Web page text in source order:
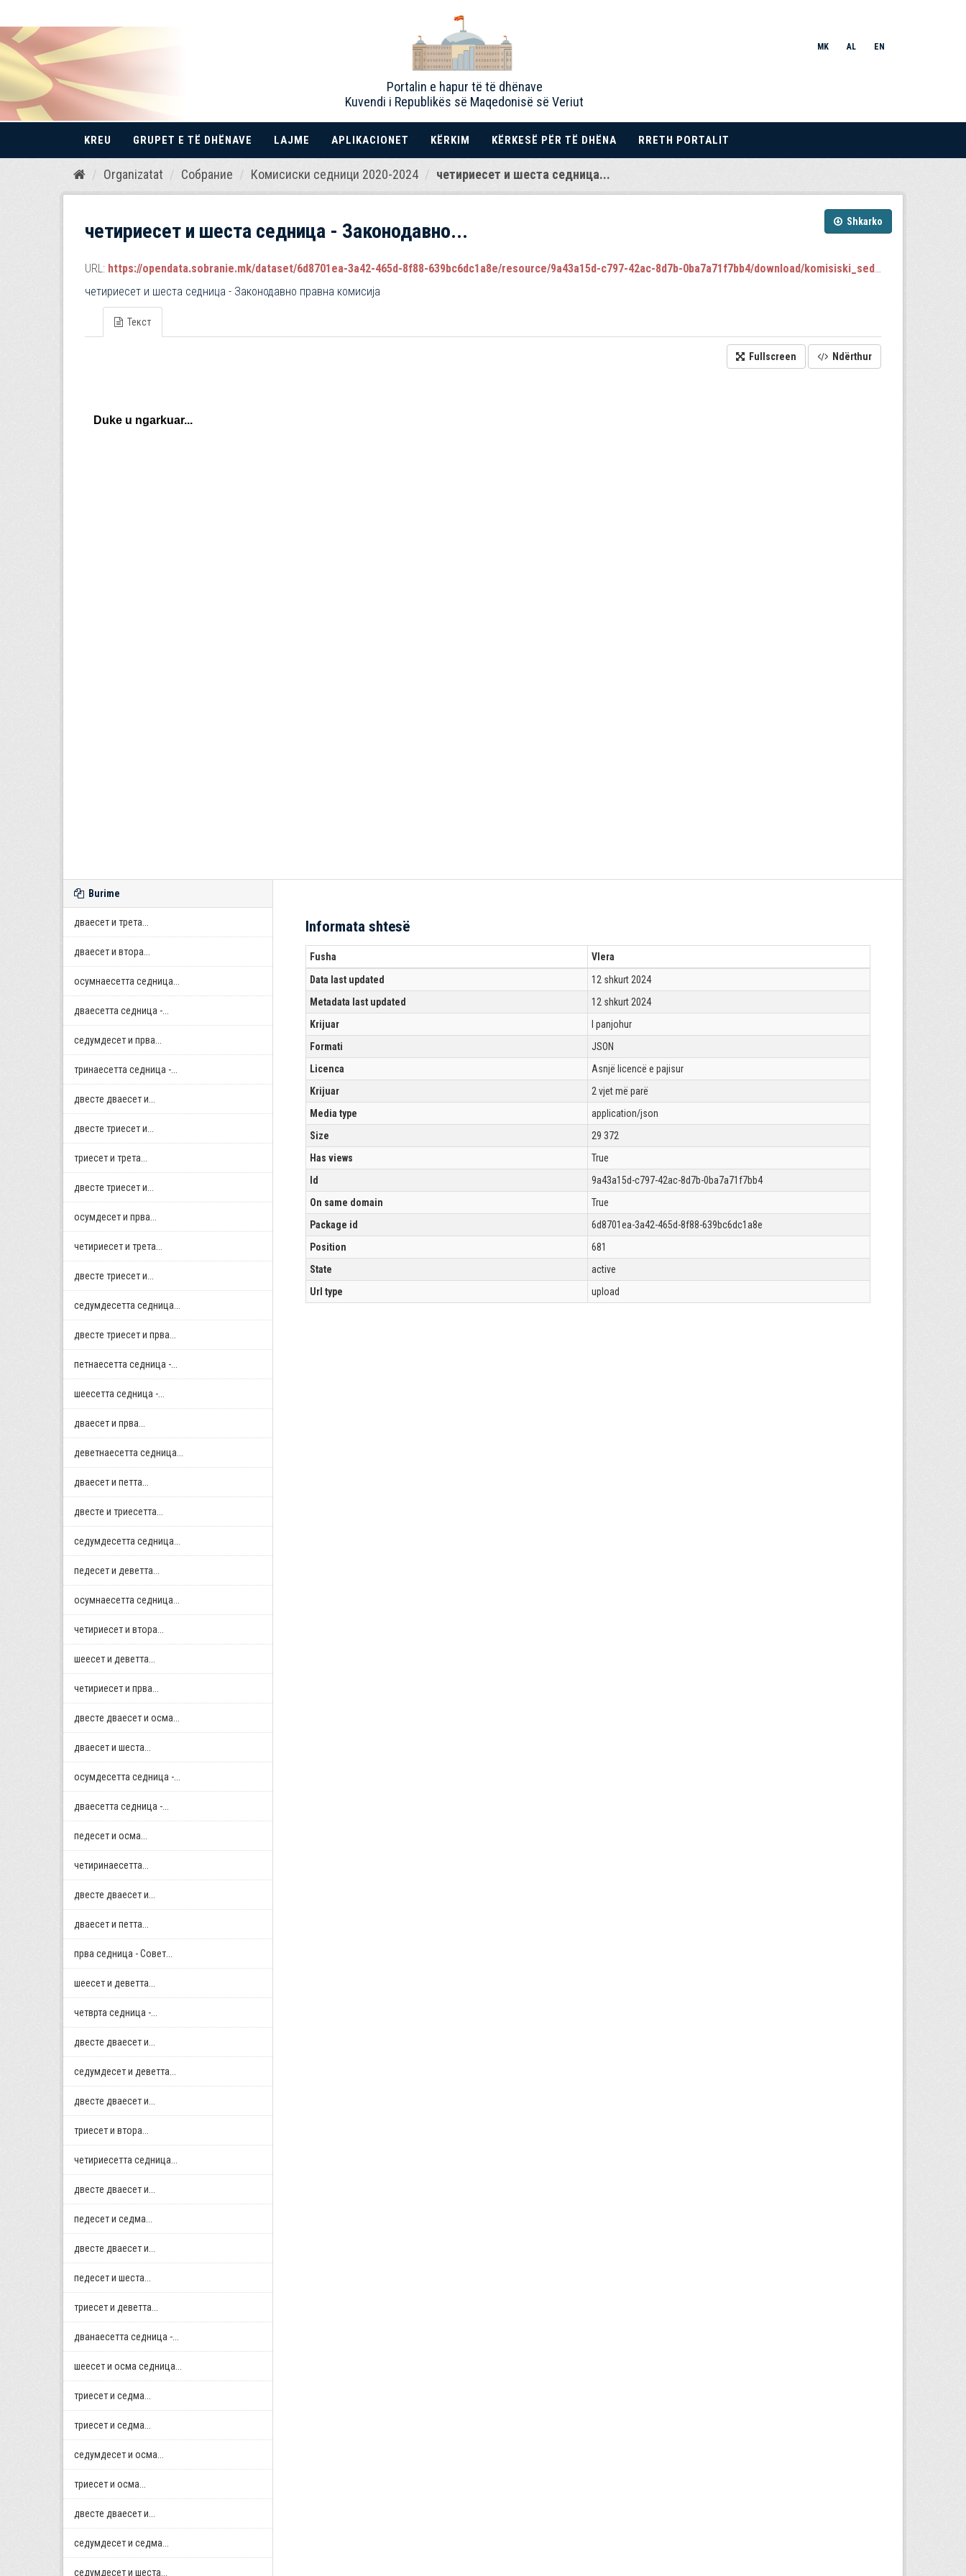
Kalo
Portalin e hapur të të dhënave
Kuvendi i Republikës së Maqedonisë së Veriut
MK AL EN
KREU GRUPET E TË DHËNAVE LAJME APLIKACIONET KËRKIM KËRKESË PËR TË DHËNA RRETH PORTALIT
Organizatat Собрание Комисиски седници 2020-2024 четириесет и шеста седница...
Shkarko
четириесет и шеста седница - Законодавно...
URL: https://opendata.sobranie.mk/dataset/6d8701ea-3a42-465d-8f88-639bc6dc1a8e/resource/9a43a15d-c797-42ac-8d7b-0ba7a71f7bb4/download/komisiski_sednici.json
четириесет и шеста седница - Законодавно правна комисија
Текст
Fullscreen Ndërthur
Burime
дваесет и трета...
дваесет и втора...
осумнaесетта седница...
дваесетта седница -...
седумдесет и прва...
тринаесетта седница -...
двестe дваесет и...
двестe триесет и...
триесет и трета...
двестe триесет и...
осумдесет и прва...
четириесет и трета...
двестe триесет и...
седумдесетта седница...
двестe триесет и прва...
петнаесетта седница -...
шеесетта седница -...
дваесет и прва...
деветнаесетта седница...
дваесет и петта...
двестe и триесетта...
седумдесетта седница...
педесет и деветта...
осумнaесетта седница...
четириесет и втора...
шеесет и деветта...
четириесет и прва...
двестe дваесет и осма...
дваесет и шеста...
осумдесетта седница -...
дваесетта седница -...
педесет и осма...
четиринаесетта...
двестe дваесет и...
дваесет и петта...
прва седница - Совет...
шеесет и деветта...
четврта седница -...
двестe дваесет и...
седумдесет и деветта...
двестe дваесет и...
триесет и втора...
четириесетта седница...
двестe дваесет и...
педесет и седма...
двестe дваесет и...
педесет и шеста...
триесет и деветта...
дванаесетта седница -...
шеесет и осма седница...
триесет и седма...
триесет и седма...
седумдесет и осма...
триесет и осма...
двестe дваесет и...
седумдесет и седма...
седумдесет и шеста...
Informata shtesë
Fusha
Vlera
Data last updated
12 shkurt 2024
Metadata last updated
12 shkurt 2024
Krijuar
I panjohur
Formati
JSON
Licenca
Asnjë licencë e pajisur
Krijuar
2 vjet më parë
Media type
application/json
Size
29 372
Has views
True
Id
9a43a15d-c797-42ac-8d7b-0ba7a71f7bb4
On same domain
True
Package id
6d8701ea-3a42-465d-8f88-639bc6dc1a8e
Position
681
State
active
Url type
upload